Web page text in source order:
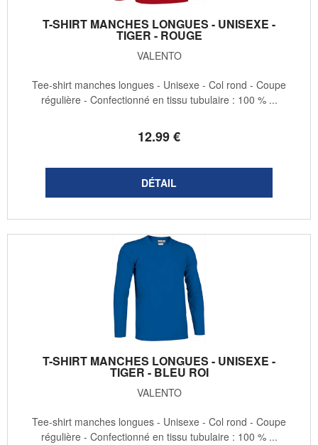
T-SHIRT MANCHES LONGUES - UNISEXE -
TIGER - ROUGE
VALENTO
12.99€
Tee-shirt manches longues - Unisexe - Col rond - Coupe
régulière - Confectionné en tissu tubulaire : 100 % ...
T-SHIRT MANCHES LONGUES - UNISEXE -
TIGER - BLEU ROI
VALENTO
Tee-shirt manches longues - Unisexe - Col rond - Coupe
régulière - Confectionné en tissu tubulaire : 100 % ...